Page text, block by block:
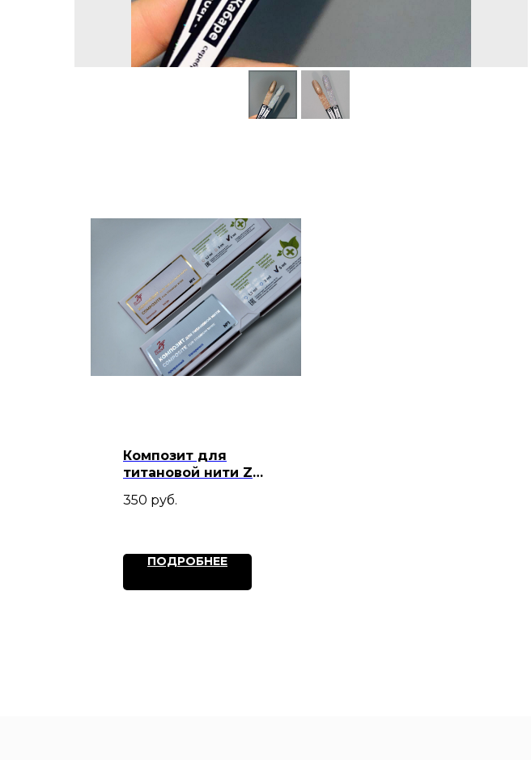
Композит для
титановой нити Zet
350 руб.
ПОДРОБНЕЕ